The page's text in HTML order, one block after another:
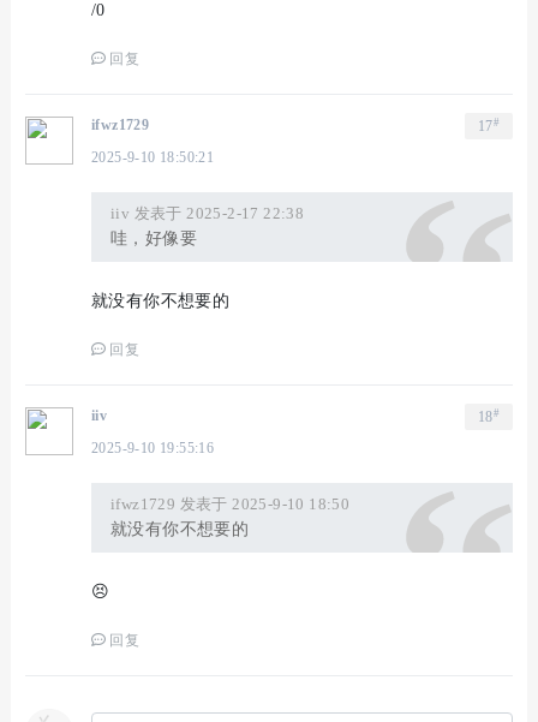
/0
回复
17#
ifwz1729
2025-9-10 18:50:21
iiv 发表于 2025-2-17 22:38
哇，好像要
就没有你不想要的
回复
18#
iiv
2025-9-10 19:55:16
ifwz1729 发表于 2025-9-10 18:50
就没有你不想要的
😣
回复